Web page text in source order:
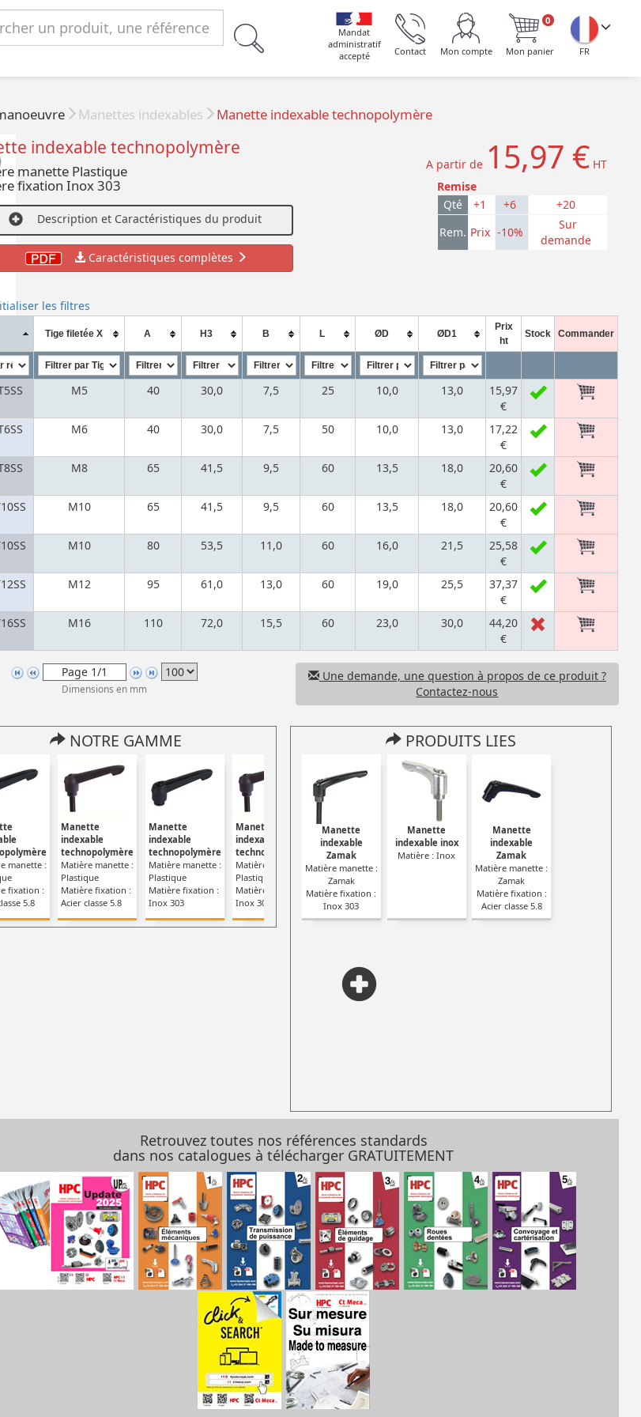
FR
0
Mon panier
Mon compte
Contact
Mandat
administratif
accepté
Manettes indexables Manette indexable technopolymère
indexable technopolymère
manette Plastique
fixation Inox 303
Description et Caractéristiques du produit
Caractéristiques complètes
A partir de 15,97 € HT
Remise
Qté
+1 +6
+20
Rem. Prix -10%
Sur
demande
les filtres
Tige filetée X A H3 B L ØD ØD1
Prix
ht
Stock Commander
M5 40 30,0 7,5 25 10,0 13,0
15,97
€
M6 40 30,0 7,5 50 10,0 13,0
17,22
€
M8 65 41,5 9,5 60 13,5 18,0
20,60
€
M10 65 41,5 9,5 60 13,5 18,0
20,60
€
M10 80 53,5 11,0 60 16,0 21,5
25,58
€
M12 95 61,0 13,0 60 19,0 25,5
37,37
€
M16 110 72,0 15,5 60 23,0 30,0
44,20
€
Dimensions en mm
Une demande, une question à propos de ce produit ?
Contactez-nous
NOTRE GAMME
manette :
fixation :
5.8
Manette
indexable
technopolymère
Matière manette :
Plastique
Matière fixation :
Acier classe 5.8
Manette
indexable
technopolymère
Matière manette :
Plastique
Matière fixation :
Inox 303
Manette
indexable
technopolymère
Matière manette :
Plastique
Matière fixation :
Inox 303
PRODUITS LIES
Manette
indexable
Zamak
Matière manette :
Zamak
Matière fixation :
Inox 303
Manette
indexable inox
Matière : Inox
Manette
indexable
Zamak
Matière manette :
Zamak
Matière fixation :
Acier classe 5.8
Retrouvez toutes nos références standards
dans nos catalogues à télécharger GRATUITEMENT